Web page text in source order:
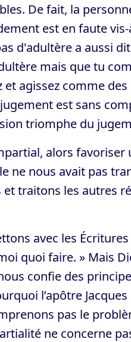
De fait, la
est en faute vis-
d'adultère a aussi
mais que tu
et agissez comme
est sans
triomphe du
alors favoriser
ne nous avait pas
traitons les autres
avec les
quoi faire. » Mais
confie des
l’apôtre
pas le
ne concerne